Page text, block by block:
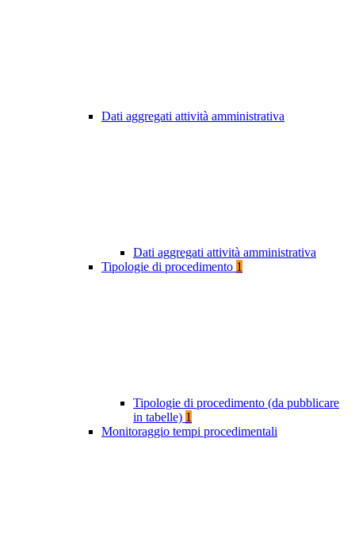
Dati aggregati attività amministrativa
Dati aggregati attività amministrativa
Tipologie di procedimento 1
Tipologie di procedimento (da pubblicare
in tabelle) 1
Monitoraggio tempi procedimentali